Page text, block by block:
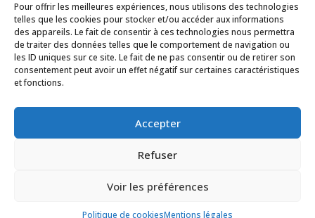
Pour offrir les meilleures expériences, nous utilisons des technologies
telles que les cookies pour stocker et/ou accéder aux informations
des appareils. Le fait de consentir à ces technologies nous permettra
de traiter des données telles que le comportement de navigation ou
les ID uniques sur ce site. Le fait de ne pas consentir ou de retirer son
consentement peut avoir un effet négatif sur certaines caractéristiques
et fonctions.
Accepter
Refuser
Voir les préférences
Politique de cookiesMentions légales
AVEC LE SOUTIEN DE
Fonds européen agricole pour le développement rural :
l’Europe investit dans les zones rurales.